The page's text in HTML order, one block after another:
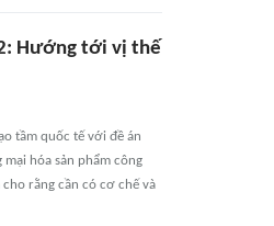
Hướng tới vị thế
tầm quốc tế với đề án
hóa sản phẩm công
rằng cần có cơ chế và